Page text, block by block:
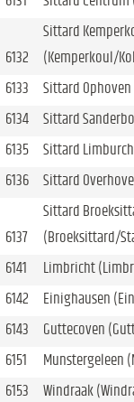
6132
Sittard
(Kemperkoul/
6133
Sittard Ophoven
6134
Sittard
6135
Sittard
6136
Sittard
6137
Sittard
(Broeksittard/
6141
Limbricht
6142
Einighausen
6143
Guttecoven
6151
Munstergeleen
6153
Windraak